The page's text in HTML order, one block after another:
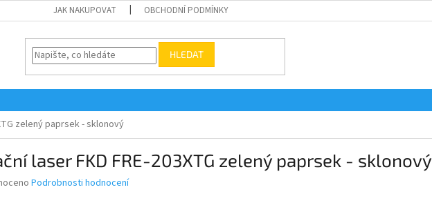
JAK NAKUPOVAT OBCHODNÍ PODMÍNKY
HLEDAT
zelený paprsek - sklonový
laser FKD FRE-203XTG zelený paprsek - sklonový
Podrobnosti hodnocení